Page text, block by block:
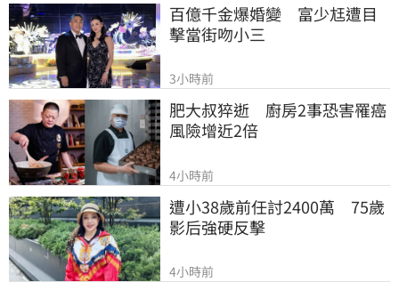
百億千金爆婚變　富少尪遭目
擊當街吻小三
3小時前
肥大叔猝逝　廚房2事恐害罹癌
風險增近2倍
4小時前
遭小38歲前任討2400萬　75歲
影后強硬反擊
4小時前